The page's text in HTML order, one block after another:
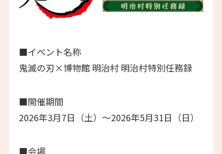
■イベント名称
鬼滅の刃×博物館 明治村 明治村特別任務録
■開催期間
2026年3月7日（土）～2026年5月31日（日）
■会場